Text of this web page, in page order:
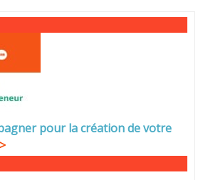
pour la création de votre